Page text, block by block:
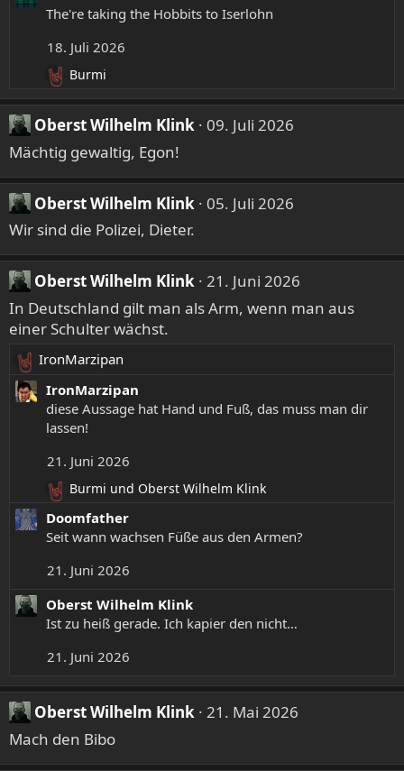
The're taking the Hobbits to Iserlohn
18. Juli 2026
R
e
a
k
t
o
n
n
:
Burmi
Oberst Wilhelm Klink 09. Juli 2026
Mächtig gewaltig, Egon!
Oberst Wilhelm Klink
05. Juli 2026
Wir sind die Polizei, Dieter.
Oberst Wilhelm Klink 21. Juni 2026
In Deutschland gilt man als Arm, wenn man aus
einer Schulter wächst.
R
e
a
e
IronMarzipan
IronMarzipan
diese Aussage hat Hand und Fuß, das muss man dir
lassen!
21. Juni 2026
R
e
a
k
t
o
n
e
n
:
Burmi und Oberst Wilhelm Klink
Doomfather
Seit wann wachsen Füße aus den Armen?
21. Juni 2026
Oberst Wilhelm Klink
Ist zu heiß gerade. Ich kapier den nicht…
21. Juni 2026
Oberst Wilhelm Klink 21. Mai 2026
Mach den Bibo